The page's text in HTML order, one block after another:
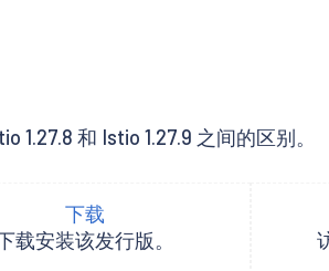
和 Istio 1.27.9 之间的区别。
下载
载安装该发行版。